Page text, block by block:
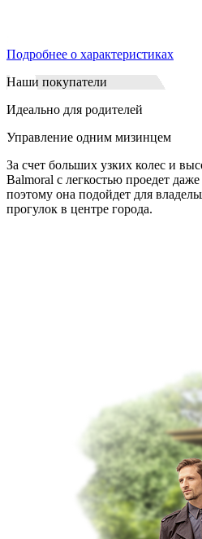
Подробнее о характеристиках
Наши покупатели
Идеально для родителей
Управление одним мизинцем
За счет больших узких колес и
Balmoral с легкостью проедет
поэтому она подойдет для
прогулок в центре города.